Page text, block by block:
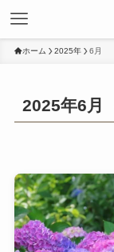
ホーム 2025年 6月
2025年6月